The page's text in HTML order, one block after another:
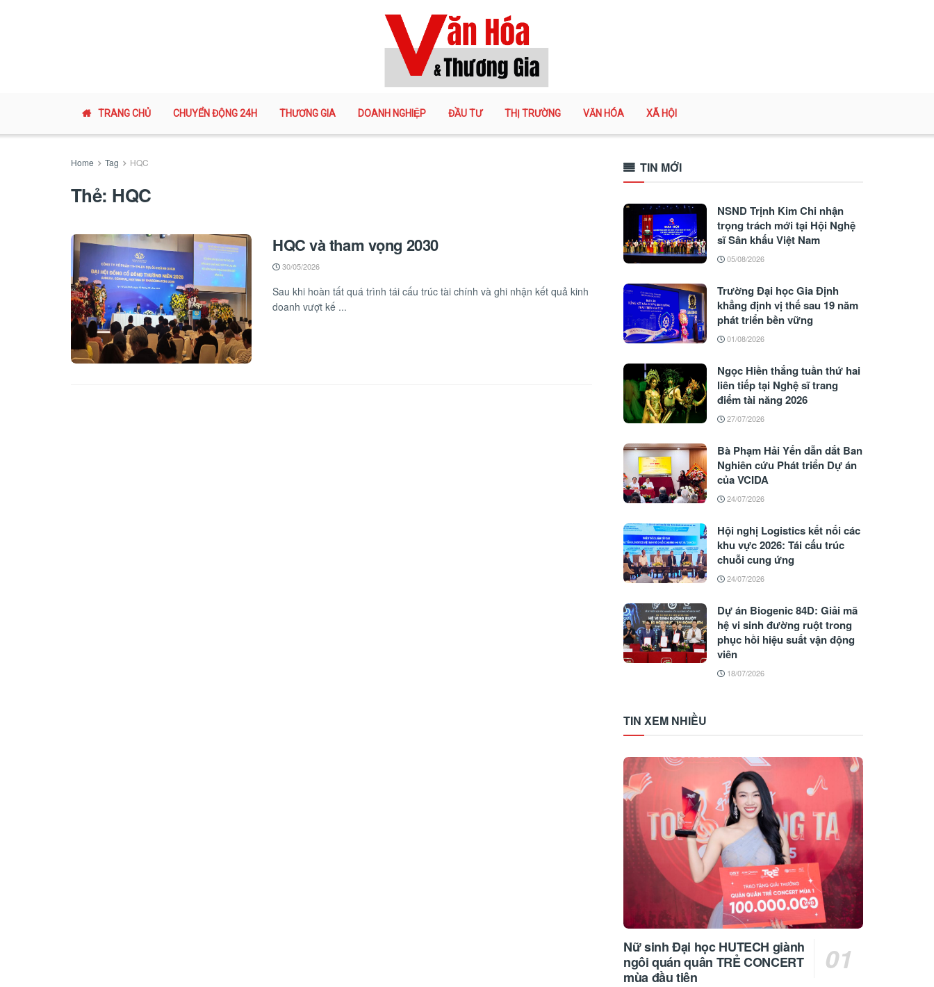
TRANG CHỦ CHUYỂN ĐỘNG 24H THƯƠNG GIA DOANH NGHIỆP ĐẦU TƯ THỊ TRƯỜNG VĂN HÓA XÃ HỘI
Home Tag HQC
Thẻ: HQC
HQC và tham vọng 2030
30/05/2026
Sau khi hoàn tất quá trình tái cấu trúc tài chính và ghi nhận kết quả kinh
doanh vượt kế ...
TIN MỚI
NSND Trịnh Kim Chi nhận
trọng trách mới tại Hội Nghệ
sĩ Sân khấu Việt Nam
05/08/2026
Trường Đại học Gia Định
khẳng định vị thế sau 19 năm
phát triển bền vững
01/08/2026
Ngọc Hiền thắng tuần thứ hai
liên tiếp tại Nghệ sĩ trang
điểm tài năng 2026
27/07/2026
Bà Phạm Hải Yến dẫn dắt Ban
Nghiên cứu Phát triển Dự án
của VCIDA
24/07/2026
Hội nghị Logistics kết nối các
khu vực 2026: Tái cấu trúc
chuỗi cung ứng
24/07/2026
Dự án Biogenic 84D: Giải mã
hệ vi sinh đường ruột trong
phục hồi hiệu suất vận động
viên
18/07/2026
TIN XEM NHIỀU
Nữ sinh Đại học HUTECH giành
ngôi quán quân TRẺ CONCERT
mùa đầu tiên